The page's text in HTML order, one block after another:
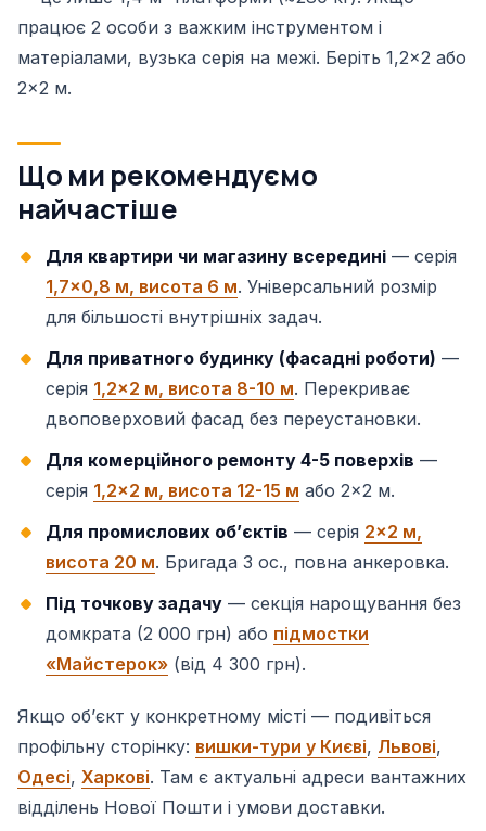
працює 2 особи з важким інструментом і
матеріалами, вузька серія на межі. Беріть 1,2×2 або
2×2 м.
Що ми рекомендуємо
найчастіше
Для квартири чи магазину всередині — серія
1,7×0,8 м, висота 6 м. Універсальний розмір
для більшості внутрішніх задач.
Для приватного будинку (фасадні роботи) —
серія 1,2×2 м, висота 8-10 м. Перекриває
двоповерховий фасад без переустановки.
Для комерційного ремонту 4-5 поверхів —
серія 1,2×2 м, висота 12-15 м або 2×2 м.
Для промислових обʼєктів — серія 2×2 м,
висота 20 м. Бригада 3 ос., повна анкеровка.
Під точкову задачу — секція нарощування без
домкрата (2 000 грн) або підмостки
«Майстерок» (від 4 300 грн).
Якщо обʼєкт у конкретному місті — подивіться
профільну сторінку: вишки-тури у Києві, Львові,
Одесі, Харкові. Там є актуальні адреси вантажних
відділень Нової Пошти і умови доставки.